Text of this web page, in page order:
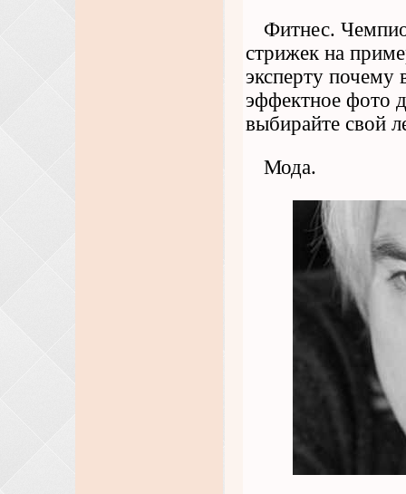
Фитнес.
стрижек на
эксперту почему
эффектное фото
выбирайте свой
Мода.